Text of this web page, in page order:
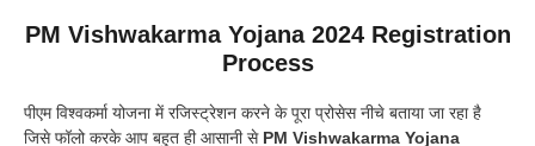
PM Vishwakarma Yojana 2024 Registration
Process
पीएम विश्वकर्मा योजना में रजिस्ट्रेशन करने के पूरा प्रोसेस नीचे बताया जा रहा है
जिसे फॉलो करके आप बहुत ही आसानी से PM Vishwakarma Yojana